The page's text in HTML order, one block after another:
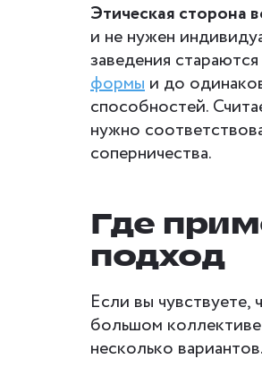
Этическая сторона
и не нужен
заведения
формы и до
способностей.
нужно
соперничества.
Где
подход
Если вы
большом
несколько